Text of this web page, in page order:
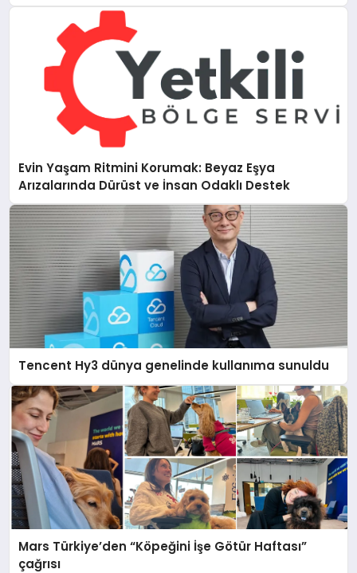
Evin Yaşam Ritmini Korumak: Beyaz Eşya
Arızalarında Dürüst ve İnsan Odaklı Destek
Tencent Hy3 dünya genelinde kullanıma sunuldu
Mars Türkiye’den “Köpeğini İşe Götür Haftası”
çağrısı